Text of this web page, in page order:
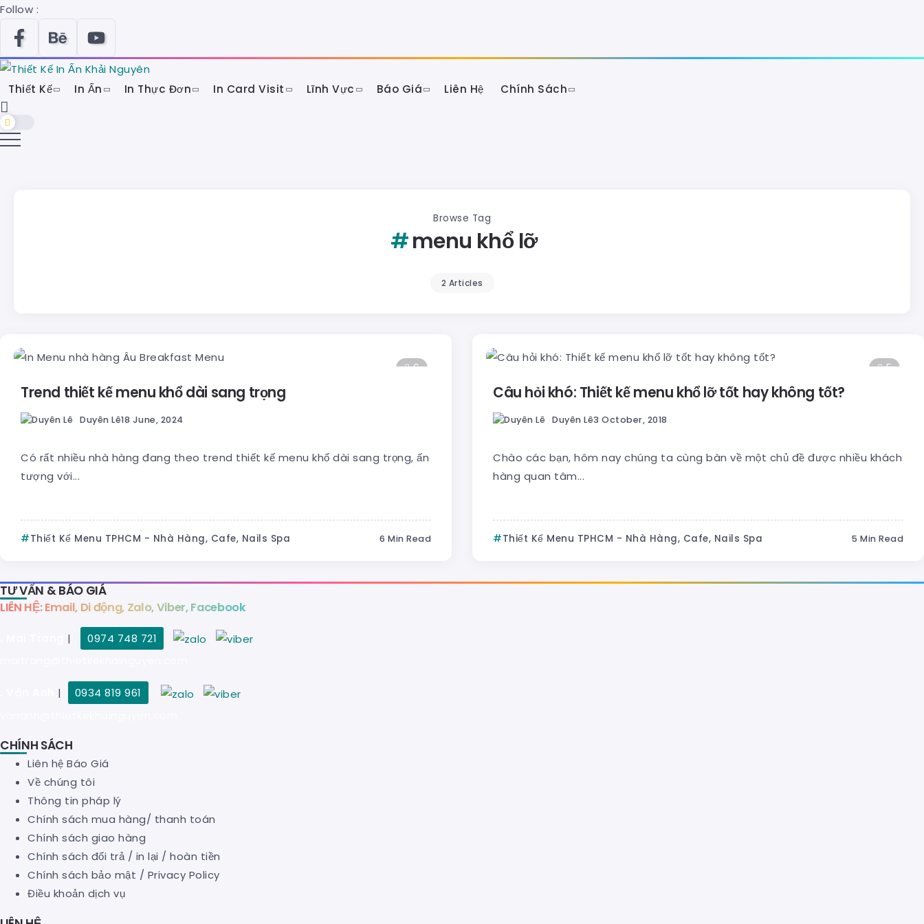
Follow :
Thiết Kế In Ấn In Thực Đơn In Card Visit Lĩnh Vực Báo Giá Liên Hệ Chính Sách
Browse Tag
menu khổ lỡ
2 Articles
6
Trend thiết kế menu khổ dài sang trọng
Duyên Lê18 June, 2024
Có rất nhiều nhà hàng đang theo trend thiết kế menu khổ dài sang trọng, ấn
tượng với...
Thiết Kế Menu TPHCM - Nhà Hàng, Cafe, Nails Spa 6 Min Read
5
Câu hỏi khó: Thiết kế menu khổ lỡ tốt hay không tốt?
Duyên Lê3 October, 2018
Chào các bạn, hôm nay chúng ta cùng bàn về một chủ đề được nhiều khách
hàng quan tâm...
Thiết Kế Menu TPHCM - Nhà Hàng, Cafe, Nails Spa 5 Min Read
TƯ VẤN & BÁO GIÁ
LIÊN HỆ: Email, Di động, Zalo, Viber, Facebook
|
0974 748 721
|
0934 819 961
CHÍNH SÁCH
Liên hệ Báo Giá
Về chúng tôi
Thông tin pháp lý
Chính sách mua hàng/ thanh toán
Chính sách giao hàng
Chính sách đổi trả / in lại / hoàn tiền
Chính sách bảo mật / Privacy Policy
Điều khoản dịch vụ